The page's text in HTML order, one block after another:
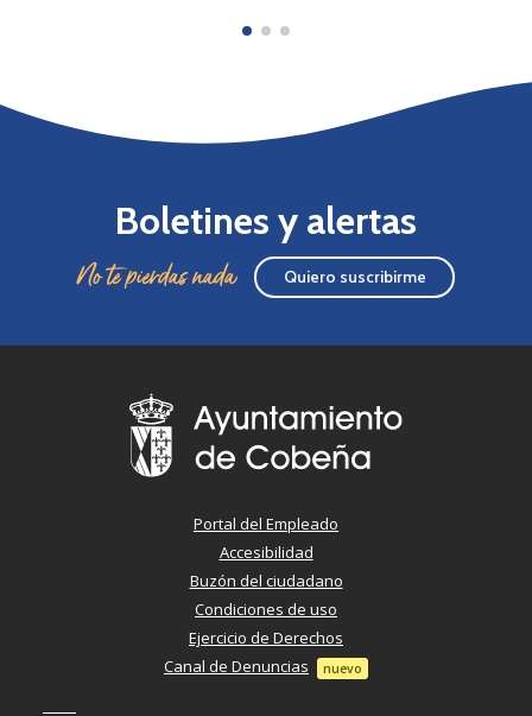
Boletines y alertas
No te pierdas nada Quiero suscribirme
Portal del Empleado
Accesibilidad
Buzón del ciudadano
Condiciones de uso
Ejercicio de Derechos
Canal de Denuncias
nuevo